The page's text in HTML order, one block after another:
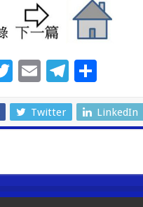
T
tt
er
E
ai
l
T
e
gr
m
S
ar
e
Twitter LinkedIn